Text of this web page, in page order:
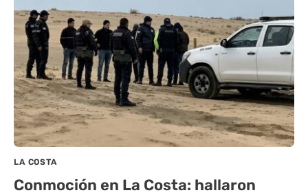
LA COSTA
Conmoción en La Costa: hallaron